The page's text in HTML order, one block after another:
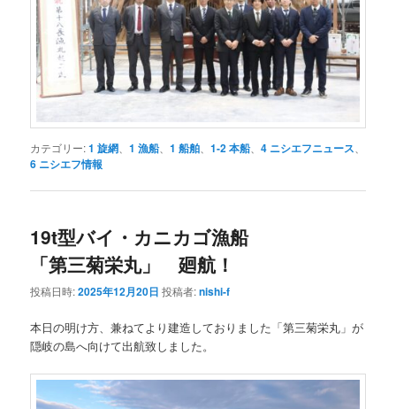
カテゴリー:1 旋網 、1 漁船、1 船舶 、1-2 本船、4 ニシエフニュース
6 ニシエフ情報
19t型バイ・カニカゴ漁船
「第三菊栄丸」 廻航！
投稿日時:2025年12月20日 投稿者:nishi-f
本日の明け方、兼ねてより建造しておりました「第三菊栄丸」が
隠岐の島へ向けて出航致しました。